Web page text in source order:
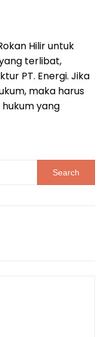
Hilir untuk
terlibat,
PT. Energi. Jika
maka harus
yang